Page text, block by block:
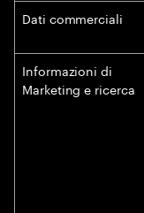
Dati commerciali
Informazioni di
Marketing e ricerca